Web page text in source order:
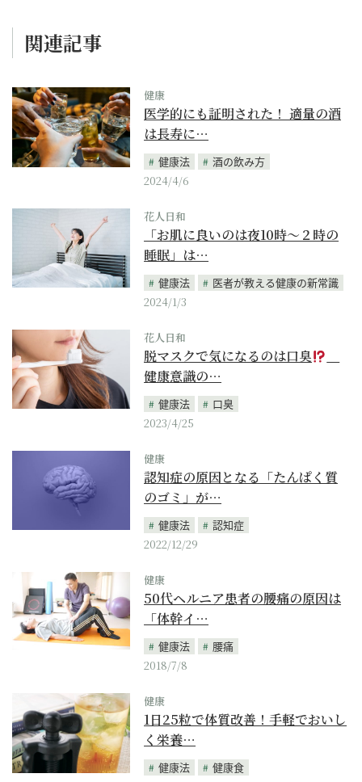
関連記事
健康
医学的にも証明された！ 適量の酒
は長寿に…
健康法
酒の飲み方
2024/4/6
花人日和
「お肌に良いのは夜10時～２時の
睡眠」は…
健康法
医者が教える健康の新常識
2024/1/3
花人日和
脱マスクで気になるのは口臭
健康意識の…
健康法
口臭
2023/4/25
健康
認知症の原因となる「たんぱく質
のゴミ」が…
健康法
認知症
2022/12/29
健康
50代ヘルニア患者の腰痛の原因は
「体幹イ…
健康法
腰痛
2018/7/8
健康
1日25粒で体質改善！手軽でおいし
く栄養…
健康法
健康食